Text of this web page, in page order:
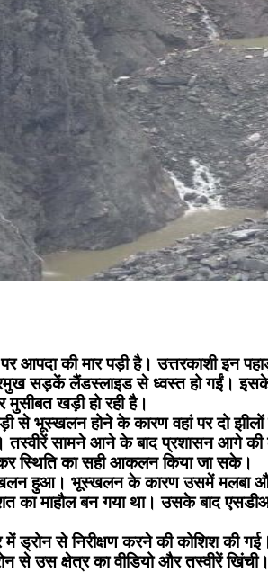
आपदा की मार पड़ी है। उत्तरकाशी इन
सड़कें लैंडस्लाइड से ध्वस्त हो गईं।
खड़ी हो रही है।
से भूस्खलन होने के कारण वहां पर दो
सामने आने के बाद प्रशासन आगे की
स्थिति का सही आकलन किया जा सके।
हुआ। भूस्खलन के कारण उसमें मलबा
माहौल बन गया था। उसके बाद
में ड्रोन से निरीक्षण करने की कोशिश
से उस क्षेत्र का वीडियो और तस्वीरें